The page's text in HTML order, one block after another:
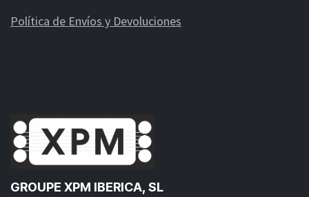
Política de Envíos y Devoluciones
GROUPE XPM IBERICA, SL